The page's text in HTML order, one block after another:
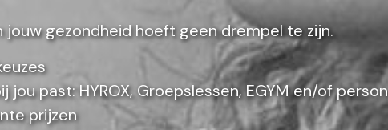
jouw gezondheid hoeft geen drempel te zijn.
jou past: HYROX, Groepslessen, EGYM en/of
prijzen